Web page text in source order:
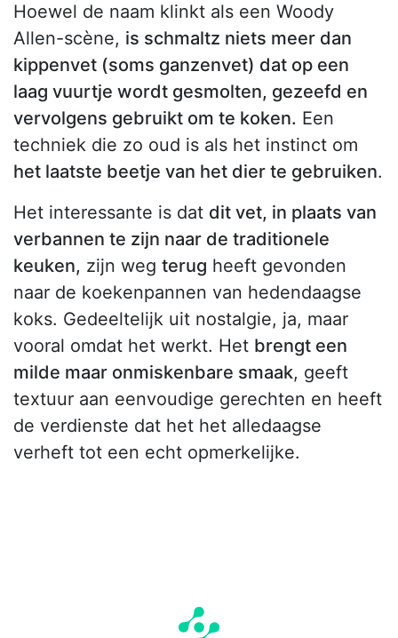
Hoewel de naam klinkt als een Woody
Allen-scène, is schmaltz niets meer dan
kippenvet (soms ganzenvet) dat op een
laag vuurtje wordt gesmolten, gezeefd en
vervolgens gebruikt om te koken. Een
techniek die zo oud is als het instinct om
het laatste beetje van het dier te gebruiken.
Het interessante is dat dit vet, in plaats van
verbannen te zijn naar de traditionele
keuken, zijn weg terug heeft gevonden
naar de koekenpannen van hedendaagse
koks. Gedeeltelijk uit nostalgie, ja, maar
vooral omdat het werkt. Het brengt een
milde maar onmiskenbare smaak, geeft
textuur aan eenvoudige gerechten en heeft
de verdienste dat het het alledaagse
verheft tot een echt opmerkelijke.